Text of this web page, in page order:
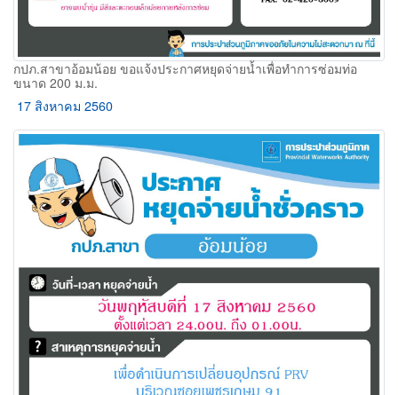
กปภ.สาขาอ้อมน้อย ขอแจ้งประกาศหยุดจ่ายน้ำเพื่อทำการซ่อมท่อ
ขนาด 200 ม.ม.
17 สิงหาคม 2560